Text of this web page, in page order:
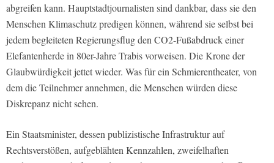
abgreifen kann. Hauptstadtjournalisten sind dankbar, dass sie den
Menschen Klimaschutz predigen können, während sie selbst bei
jedem begleiteten Regierungsflug den CO2-Fußabdruck einer
Elefantenherde in 80er-Jahre Trabis vorweisen. Die Krone der
Glaubwürdigkeit jettet wieder. Was für ein Schmierentheater, von
dem die Teilnehmer annehmen, die Menschen würden diese
Diskrepanz nicht sehen.
Ein Staatsminister, dessen publizistische Infrastruktur auf
Rechtsverstößen, aufgeblähten Kennzahlen, zweifelhaften